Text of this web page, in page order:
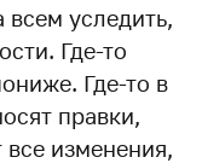
уследить,
Где-то
Где-то в
правки,
изменения,